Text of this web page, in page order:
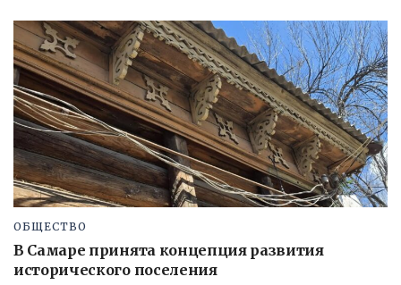
ОБЩЕСТВО
В Самаре принята концепция развития
исторического поселения